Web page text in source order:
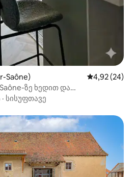
Saône) საშუალო
4,92 (24)
Saône-ზე ხედით და
· სისუფთავე